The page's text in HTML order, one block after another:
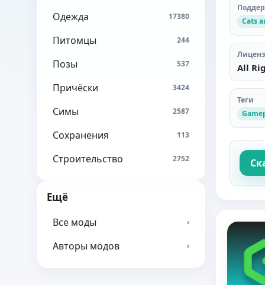
Одежда 17380
Питомцы 244
Позы 537
Причёски 3424
Симы 2587
Сохранения 113
Строительство 2752
Ещё
Все моды ›
Авторы модов ›
Cats
All
Теги